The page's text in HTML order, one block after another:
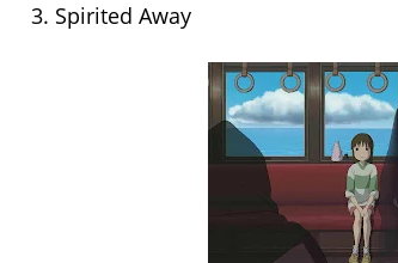
3. Spirited Away